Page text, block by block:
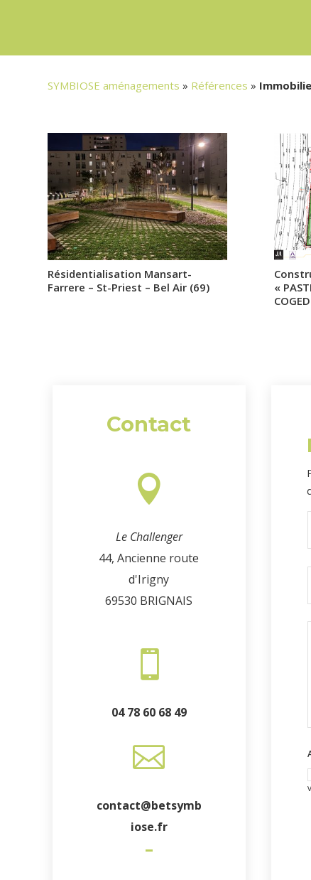
SYMBIOSE aménagements » Références »
Résidentialisation Mansart-
Farrere – St-Priest – Bel Air (69)
«
Contact

Le Challenger
44, Ancienne route
d'Irigny
69530 BRIGNAIS

04 78 60 68 49

contact@betsymb
iose.fr